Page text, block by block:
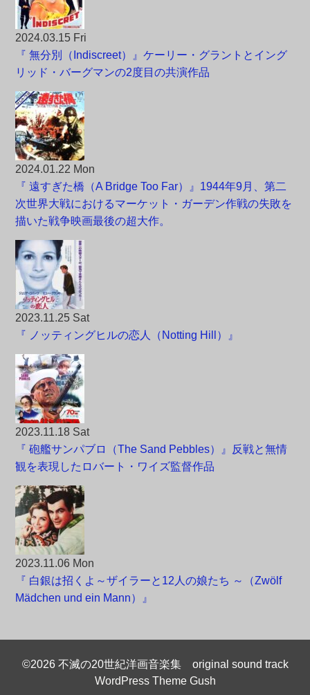
2024.03.15 Fri
『 無分別（Indiscreet）』ケーリー・グラントとイング
リッド・バーグマンの2度目の共演作品
2024.01.22 Mon
『 遠すぎた橋（A Bridge Too Far）』1944年9月、第二
次世界大戦におけるマーケット・ガーデン作戦の失敗を
描いた戦争映画最後の超大作。
2023.11.25 Sat
『 ノッティングヒルの恋人（Notting Hill）』
2023.11.18 Sat
『 砲艦サンパブロ（The Sand Pebbles）』反戦と無情
観を表現したロバート・ワイズ監督作品
2023.11.06 Mon
『 白銀は招くよ～ザイラーと12人の娘たち ～（Zwölf
Mädchen und ein Mann）』
©2026 不滅の20世紀洋画音楽集 original sound track
WordPress Theme Gush